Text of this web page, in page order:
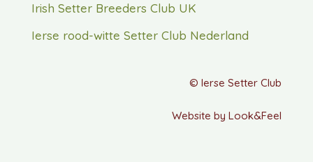
Irish Setter Breeders Club UK
Ierse rood-witte Setter Club Nederland
© Ierse Setter Club
Website by Look&Feel